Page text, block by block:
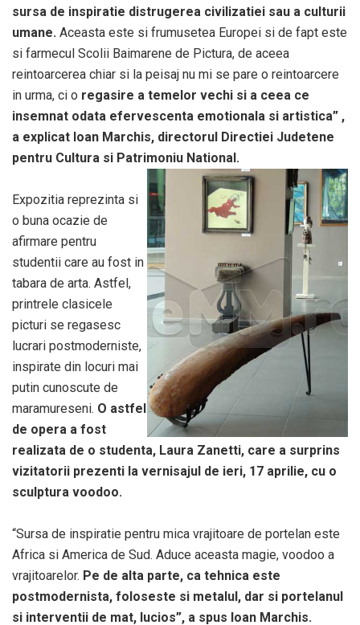
sursa de inspiratie distrugerea civilizatiei sau a culturii
umane. Aceasta este si frumusetea Europei si de fapt este
si farmecul Scolii Baimarene de Pictura, de aceea
reintoarcerea chiar si la peisaj nu mi se pare o reintoarcere
in urma, ci o regasire a temelor vechi si a ceea ce
insemnat odata efervescenta emotionala si artistica” ,
a explicat Ioan Marchis, directorul Directiei Judetene
pentru Cultura si Patrimoniu National.
Expozitia reprezinta si
o buna ocazie de
afirmare pentru
studentii care au fost in
tabara de arta. Astfel,
printrele clasicele
picturi se regasesc
lucrari postmoderniste,
inspirate din locuri mai
putin cunoscute de
maramureseni. O astfel
de opera a fost
realizata de o studenta, Laura Zanetti, care a surprins
vizitatorii prezenti la vernisajul de ieri, 17 aprilie, cu o
sculptura voodoo.
“Sursa de inspiratie pentru mica vrajitoare de portelan este
Africa si America de Sud. Aduce aceasta magie, voodoo a
vrajitoarelor. Pe de alta parte, ca tehnica este
postmodernista, foloseste si metalul, dar si portelanul
si interventii de mat, lucios”, a spus Ioan Marchis.